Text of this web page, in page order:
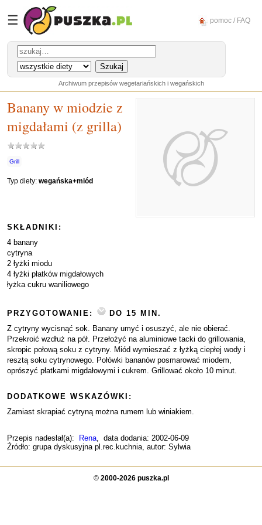
☰ pomoc / FAQ
Archiwum przepisów wegetariańskich i wegańskich
Banany w miodzie z
migdałami (z grilla)
Grill
Typ diety: wegańska+miód
SKŁADNIKI:
4 banany
cytryna
2 łyżki miodu
4 łyżki płatków migdałowych
łyżka cukru waniliowego
PRZYGOTOWANIE:
DO 15 MIN.
Z cytryny wycisnąć sok. Banany umyć i osuszyć, ale nie obierać.
Przekroić wzdłuż na pół. Przełożyć na aluminiowe tacki do grillowania,
skropic połową soku z cytryny. Miód wymieszać z łyżką ciepłej wody i
resztą soku cytrynowego. Połówki bananów posmarować miodem,
oprószyć płatkami migdałowymi i cukrem. Grillować około 10 minut.
DODATKOWE WSKAZÓWKI:
Zamiast skrapiać cytryną można rumem lub winiakiem.
Przepis nadesłał(a): Rena, data dodania: 2002-06-09
Źródło: grupa dyskusyjna pl.rec.kuchnia, autor: Sylwia
© 2000-2026 puszka.pl